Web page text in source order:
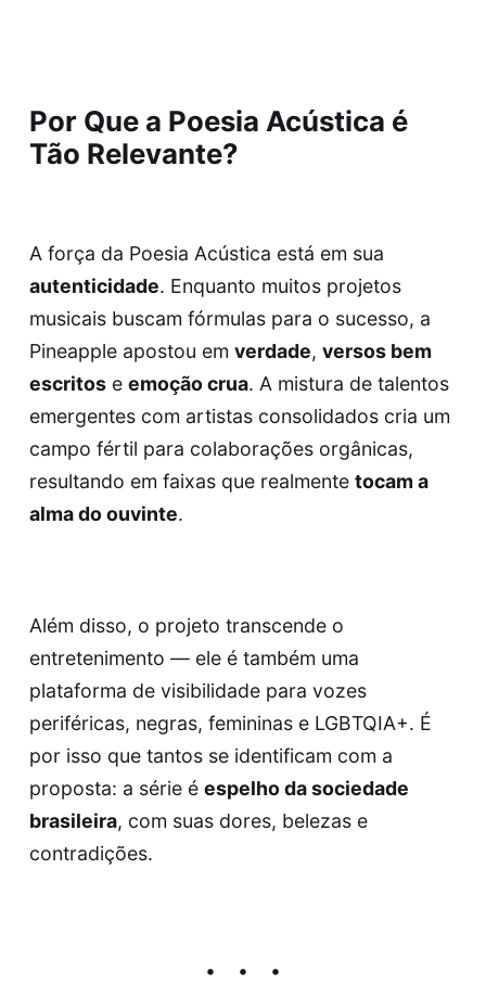
Por Que a Poesia Acústica é
Tão Relevante?
A força da Poesia Acústica está em sua
autenticidade. Enquanto muitos projetos
musicais buscam fórmulas para o sucesso, a
Pineapple apostou em verdade, versos bem
escritose emoção crua. A mistura de talentos
emergentes com artistas consolidados cria um
campo fértil para colaborações orgânicas,
resultando em faixas que realmente tocam a
alma do ouvinte.
Além disso, o projeto transcende o
entretenimento — ele é também uma
plataforma de visibilidade para vozes
periféricas, negras, femininas e LGBTQIA+. É
por isso que tantos se identificam com a
proposta: a série é espelho da sociedade
brasileira, com suas dores, belezas e
contradições.